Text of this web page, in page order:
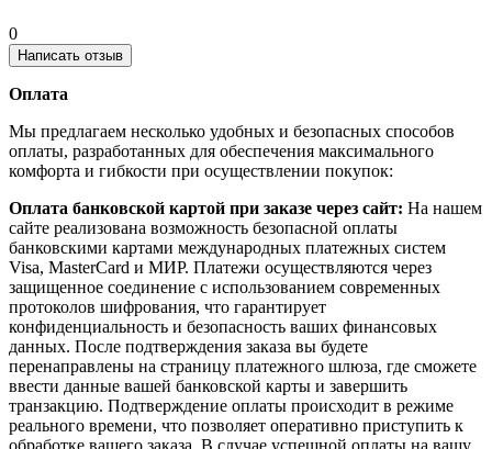
0
Написать отзыв
Оплата
Мы предлагаем несколько удобных и безопасных способов
оплаты, разработанных для обеспечения максимального
комфорта и гибкости при осуществлении покупок:
Оплата банковской картой при заказе через сайт: На нашем
сайте реализована возможность безопасной оплаты
банковскими картами международных платежных систем
Visa, MasterCard и МИР. Платежи осуществляются через
защищенное соединение с использованием современных
протоколов шифрования, что гарантирует
конфиденциальность и безопасность ваших финансовых
данных. После подтверждения заказа вы будете
перенаправлены на страницу платежного шлюза, где сможете
ввести данные вашей банковской карты и завершить
транзакцию. Подтверждение оплаты происходит в режиме
реального времени, что позволяет оперативно приступить к